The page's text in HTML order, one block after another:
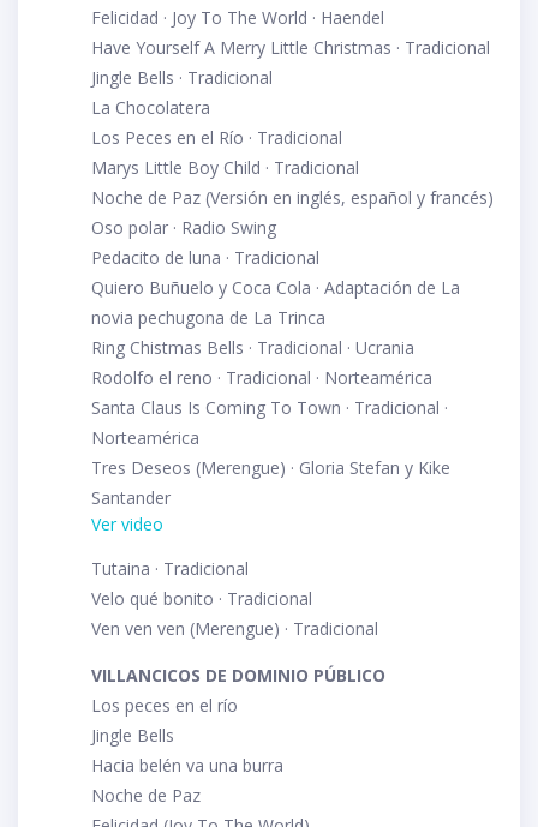
Felicidad · Joy To The World · Haendel
Have Yourself A Merry Little Christmas · Tradicional
Jingle Bells · Tradicional
La Chocolatera
Los Peces en el Río · Tradicional
Marys Little Boy Child · Tradicional
Noche de Paz (Versión en inglés, español y francés)
Oso polar · Radio Swing
Pedacito de luna · Tradicional
Quiero Buñuelo y Coca Cola · Adaptación de La
novia pechugona de La Trinca
Ring Chistmas Bells · Tradicional · Ucrania
Rodolfo el reno · Tradicional · Norteamérica
Santa Claus Is Coming To Town · Tradicional ·
Norteamérica
Tres Deseos (Merengue) · Gloria Stefan y Kike
Santander
Ver video
Tutaina · Tradicional
Velo qué bonito · Tradicional
Ven ven ven (Merengue) · Tradicional
VILLANCICOS DE DOMINIO PÚBLICO
Los peces en el río
Jingle Bells
Hacia belén va una burra
Noche de Paz